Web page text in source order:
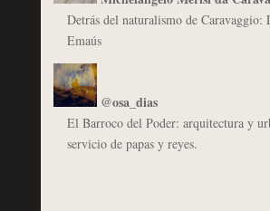
Detrás del naturalismo de Caravaggio:
Emaús
@osa_dias
El Barroco del Poder: arquitectura y
servicio de papas y reyes.